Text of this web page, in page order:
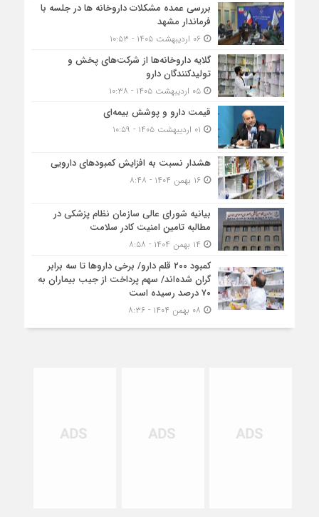
بررسی عمده مشکلات داروخانه ها در جلسه با
فرماندار مشهد
۰۶ اردیبهشت ۱۴۰۵ - ۱۰:۵۳
گلایه داروخانه‌ها از شرکت‌های پخش و
تولیدکنندگان دارو
۰۵ اردیبهشت ۱۴۰۵ - ۱۰:۳۸
قیمت دارو و پوشش بیمه‌ای
هشدار نسبت به افزایش کمبودهای دارویی
۱۶ بهمن ۱۴۰۴ - ۸:۴۸
بیانیه شورای عالی سازمان نظام پزشکی در
مطالبه تامین امنیت کادر سلامت
کمبود ۲۰۰ قلم دارو/ برخی داروها تا سه برابر
گران شده‌اند/ سهم پرداخت از جیب بیماران به
۷۰ درصد رسیده است